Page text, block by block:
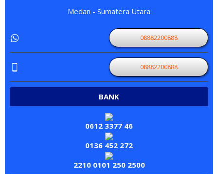
Medan - Sumatera Utara
08882200888
08882200888
BANK
0612 3377 46
0136 452 272
2210 0101 250 2500